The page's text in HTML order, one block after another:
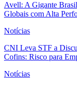
Avell: A Gigante
Globais com Alta
Notícias
CNI Leva STF a
Cofins: Risco para
Notícias